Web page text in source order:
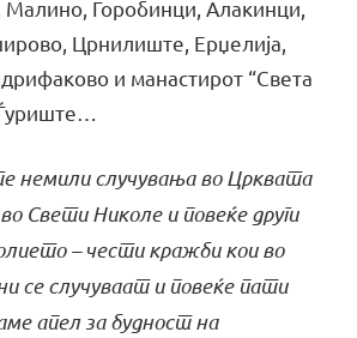
Горобинци, Алакинци,
Црнилиште, Ерџелија,
и манастирот “Света
немили случувања во Црквата
Свети Николе и повеќе други
– чести кражби кои во
се случуваат и повеќе пати
апел за будност на